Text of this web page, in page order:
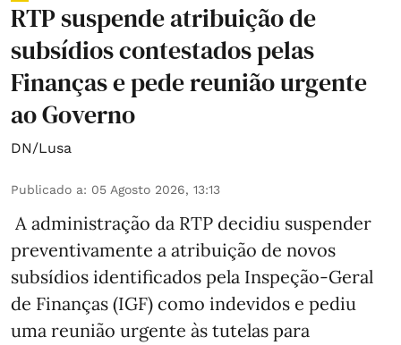
RTP suspende atribuição de
subsídios contestados pelas
Finanças e pede reunião urgente
ao Governo
DN/Lusa
Publicado a: 05 Agosto 2026, 13:13
A administração da RTP decidiu suspender
preventivamente a atribuição de novos
subsídios identificados pela Inspeção-Geral
de Finanças (IGF) como indevidos e pediu
uma reunião urgente às tutelas para